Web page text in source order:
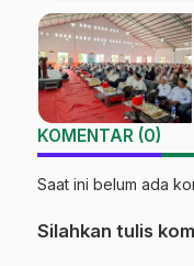
KOMENTAR (0)
Saat ini belum ada
Silahkan tulis